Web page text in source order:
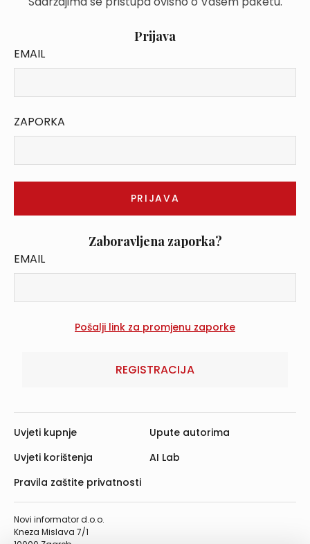
Prijava
EMAIL
ZAPORKA
Zaboravljena zaporka?
EMAIL
REGISTRACIJA
Novi informator d.o.o.
Kneza Mislava 7/1
Uvjeti kupnje
Uvjeti korištenja
Pravila zaštite privatnosti
Upute autorima
AI Lab